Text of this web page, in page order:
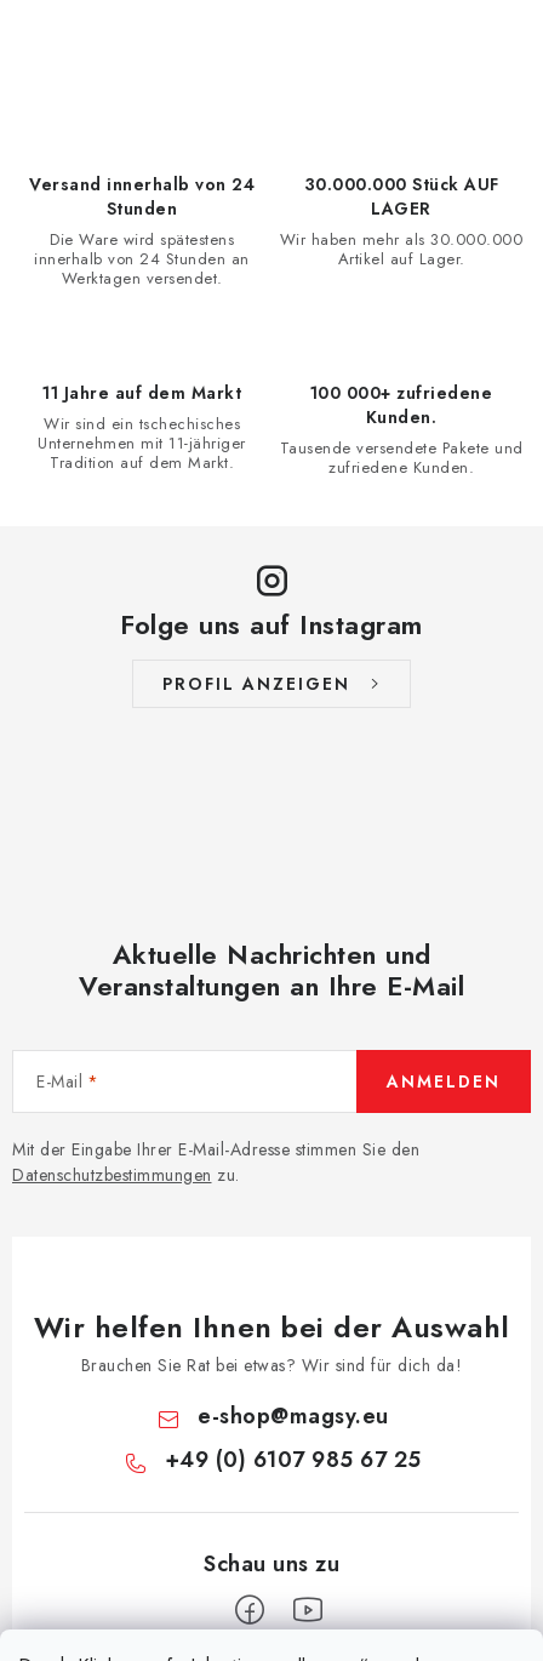
Versand innerhalb von 24
Stunden
Die Ware wird spätestens
innerhalb von 24 Stunden an
Werktagen versendet.
30.000.000 Stück AUF
LAGER
Wir haben mehr als 30.000.000
Artikel auf Lager.
11 Jahre auf dem Markt
Wir sind ein tschechisches
Unternehmen mit 11-jähriger
Tradition auf dem Markt.
100 000+ zufriedene
Kunden.
Tausende versendete Pakete und
zufriedene Kunden.
Folge uns auf Instagram
PROFIL ANZEIGEN
Aktuelle Nachrichten und
Veranstaltungen an Ihre E-Mail
E-Mail
Mit der Eingabe Ihrer E-Mail-Adresse stimmen Sie den
Datenschutzbestimmungen zu.
ANMELDEN
Wir helfen Ihnen bei der Auswahl
Brauchen Sie Rat bei etwas? Wir sind für dich da!
e-shop@magsy.eu
+49 (0) 6107 985 67 25